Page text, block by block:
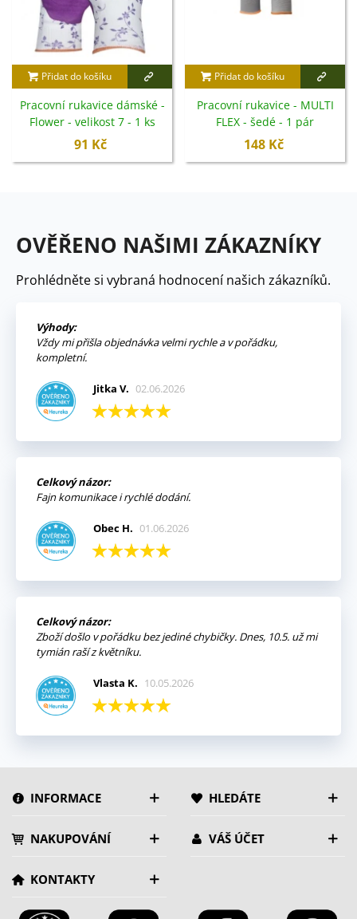
Přidat do košíku
Pracovní rukavice dámské -
Flower - velikost 7 - 1 ks
91 Kč
Přidat do košíku
Pracovní rukavice - MULTI
FLEX - šedé - 1 pár
148 Kč
OVĚŘENO NAŠIMI ZÁKAZNÍKY
Prohlédněte si vybraná hodnocení našich zákazníků.
Výhody:
Vždy mi přišla objednávka velmi rychle a v pořádku,
kompletní.
Jitka V. 02.06.2026
Celkový názor:
Fajn komunikace i rychlé dodání.
Obec H. 01.06.2026
Celkový názor:
Zboží došlo v pořádku bez jediné chybičky. Dnes, 10.5. už mi
tymián raší z květníku.
Vlasta K. 10.05.2026
INFORMACE HLEDÁTE
NAKUPOVÁNÍ VÁŠ ÚČET
KONTAKTY